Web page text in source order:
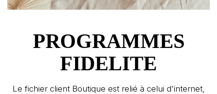
PROGRAMMES
FIDELITE
Le fichier client Boutique est relié à celui d'internet,